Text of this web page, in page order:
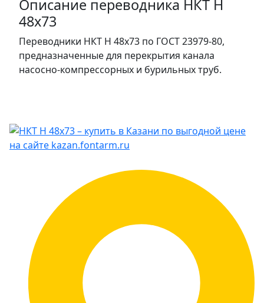
Описание переводника НКТ Н
48х73
Переводники НКТ Н 48х73 по ГОСТ 23979-80,
предназначенные для перекрытия канала
насосно-компрессорных и бурильных труб.